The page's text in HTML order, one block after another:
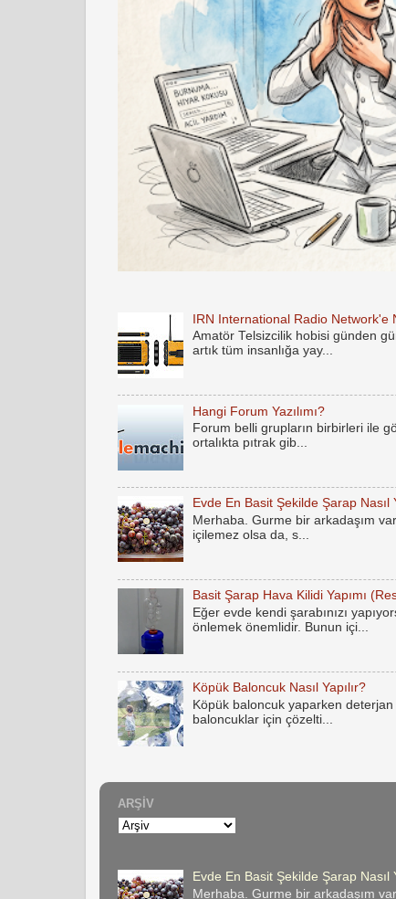
IRN International Radio Network'e
Amatör Telsizcilik hobisi günden
artık tüm insanlığa yay...
Hangi Forum Yazılımı?
Forum belli grupların birbirleri ile
ortalıkta pıtrak gib...
Evde En Basit Şekilde Şarap Nasıl
Merhaba. Gurme bir arkadaşım
içilemez olsa da, s...
Basit Şarap Hava Kilidi Yapımı
Eğer evde kendi şarabınızı
önlemek önemlidir. Bunun içi...
Köpük Baloncuk Nasıl Yapılır?
Köpük baloncuk yaparken deterjan
baloncuklar için çözelti...
ARŞIV
Evde En Basit Şekilde Şarap Nasıl
Merhaba. Gurme bir arkadaşım